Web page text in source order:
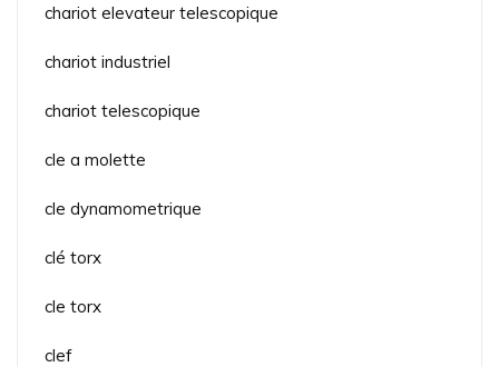
chariot elevateur telescopique
chariot industriel
chariot telescopique
cle a molette
cle dynamometrique
clé torx
cle torx
clef